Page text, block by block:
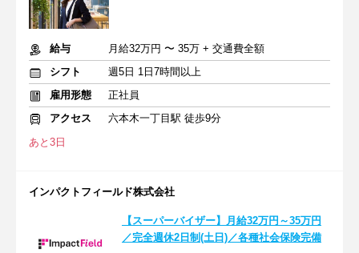
給与
月給32万円 〜 35万 + 交通費全額
シフト
週5日 1日7時間以上
雇用形態
正社員
アクセス
六本木一丁目駅 徒歩9分
あと3日
インパクトフィールド株式会社
【スーパーバイザー】月給32万円～35万円
／完全週休2日制(土日)／各種社会保険完備